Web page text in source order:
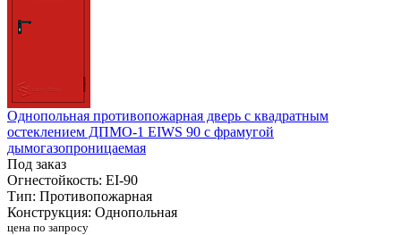
Однопольная противопожарная дверь с квадратным
остеклением ДПМО-1 EIWS 90 с фрамугой
дымогазопроницаемая
Под заказ
Огнестойкость: EI-90
Тип: Противопожарная
Конструкция: Однопольная
цена по запросу